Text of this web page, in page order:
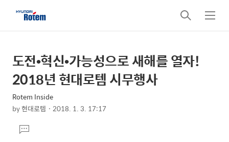
검
색
메
뉴
상
세
컨
텐
본
제
목
도전•혁신•가능성으로 새해를 열자!
2018년 현대로템 시무행사
Rotem Inside
by현대로템 2018. 1. 3. 17:17
문댓
글